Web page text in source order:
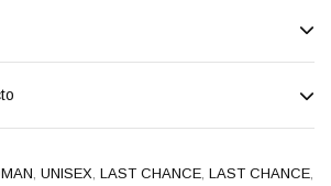
, UNISEX, LAST CHANCE, LAST CHANCE,